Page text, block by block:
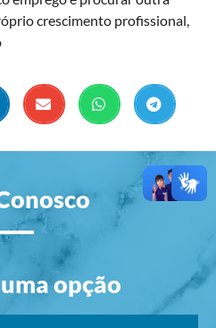
crescimento profissional,
opção